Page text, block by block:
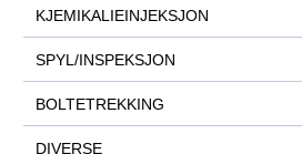
KJEMIKALIEINJEKSJON
SPYL/INSPEKSJON
BOLTETREKKING
DIVERSE